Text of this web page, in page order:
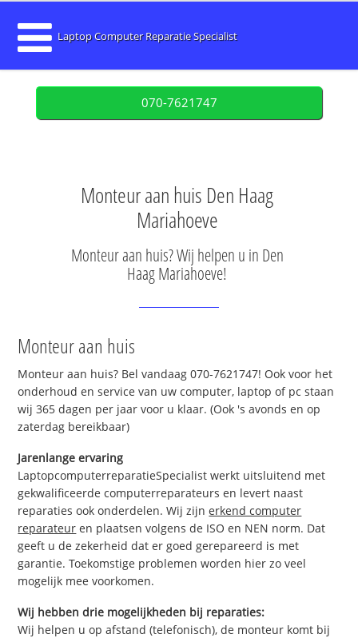
Laptop Computer Reparatie Specialist
070-7621747
Monteur aan huis Den Haag
Mariahoeve
Monteur aan huis? Wij helpen u in Den
Haag Mariahoeve!
Monteur aan huis
Monteur aan huis? Bel vandaag 070-7621747! Ook voor het
onderhoud en service van uw computer, laptop of pc staan
wij 365 dagen per jaar voor u klaar. (Ook 's avonds en op
zaterdag bereikbaar)
Jarenlange ervaring
LaptopcomputerreparatieSpecialist werkt uitsluitend met
gekwalificeerde computerreparateurs en levert naast
reparaties ook onderdelen. Wij zijnerkend computer
reparateur en plaatsen volgens de ISO en NEN norm. Dat
geeft u de zekerheid dat er goed gerepareerd is met
garantie. Toekomstige problemen worden hier zo veel
mogelijk mee voorkomen.
Wij hebben drie mogelijkheden bij reparaties:
Wij helpen u op afstand (telefonisch), de monteur komt bij